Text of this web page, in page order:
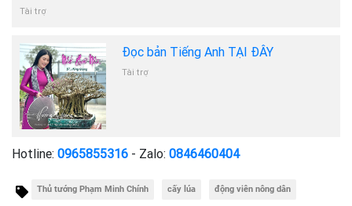
Tài trợ
Đọc bản Tiếng Anh TẠI ĐÂY
Tài trợ
Hotline: 0965855316 - Zalo: 0846460404
Thủ tướng Phạm Minh Chính cấy lúa động viên nông dân